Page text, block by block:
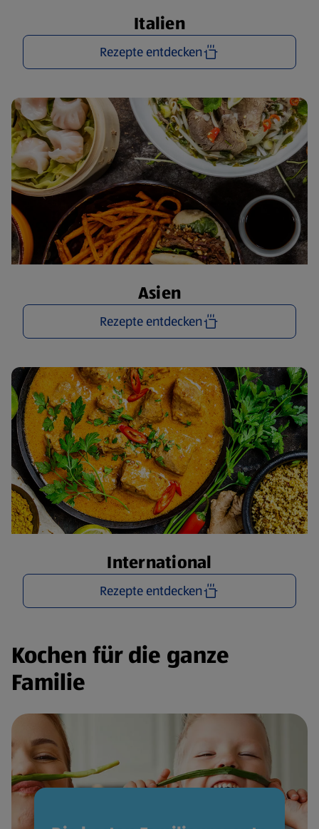
Italien
Rezepte entdecken
Asien
Rezepte entdecken
International
Rezepte entdecken
Kochen für die ganze
Familie